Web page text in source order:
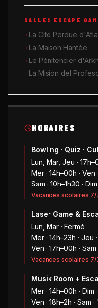
HORAIRES
Bowling · Quiz ·
Lun, Mar, Jeu ·
Mer · 14h–00h · Ven
Sam · 10h–1h30 ·
Vacances scolaires 7/
Laser Game &
Lun, Mar · Fermé
Mer · 14h–23h · Jeu
Ven · 17h–00h · Sam
Vacances scolaires 7/
Musik Room +
Mer · 14h–00h · Dim
Ven · 18h–2h · Sam ·
SALLES ESCAPE
La Cité Perdue
La Maison Hantée
Le Pénitencier
La Mision del